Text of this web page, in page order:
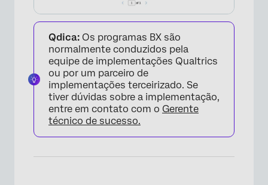
Recursos Dashboard indisponíveis
Qdica: Os programas BX são
normalmente conduzidos pela
equipe de implementações Qualtrics
ou por um parceiro de
implementações terceirizado. Se
tiver dúvidas sobre a implementação,
entre em contato com o Gerente
técnico de sucesso.